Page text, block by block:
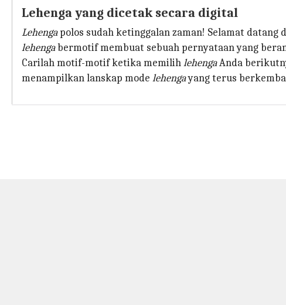
Lehenga yang dicetak secara digital
Lehengapolos sudah ketinggalan zaman! Selamat
lehengabermotif membuat sebuah pernyataan yang
Carilah motif-motif ketika memilihlehengaAnda
menampilkan lanskap mode lehengayang terus